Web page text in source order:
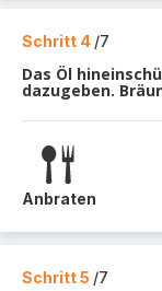
Schritt 4 /7
Das Öl
dazugeben.
Anbraten
Schritt 5 /7